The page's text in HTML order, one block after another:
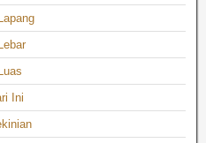
Ini